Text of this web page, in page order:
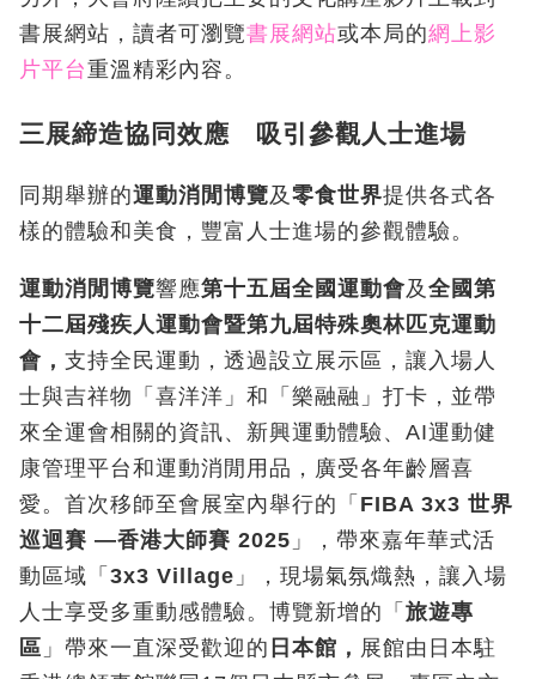
書展網站，讀者可瀏覽書展網站或本局的網上影
片平台重溫精彩內容。
三展締造協同效應 吸引參觀人士進場
同期舉辦的運動消閒博覽及 零食世界提供各式各
樣的體驗和美食，豐富人士進場的參觀體驗。
運動消閒博覽響應第十五屆全國運動會及 全國第
十二屆殘疾人運動會暨第九屆特殊奧林匹克運動
會， 支持全民運動，透過設立展示區，讓入場人
士與吉祥物「喜洋洋」和「樂融融」打卡，並帶
來全運會相關的資訊、新興運動體驗、AI運動健
康管理平台和運動消閒用品，廣受各年齡層喜
愛。首次移師至會展室內舉行的「 FIBA 3x3 世界
巡迴賽 —香港大師賽 2025 」，帶來嘉年華式活
動區域「 3x3 Village 」，現場氣氛熾熱，讓入場
人士享受多重動感體驗。博覽新增的「 旅遊專
區 」帶來一直深受歡迎的 日本館， 展館由日本駐